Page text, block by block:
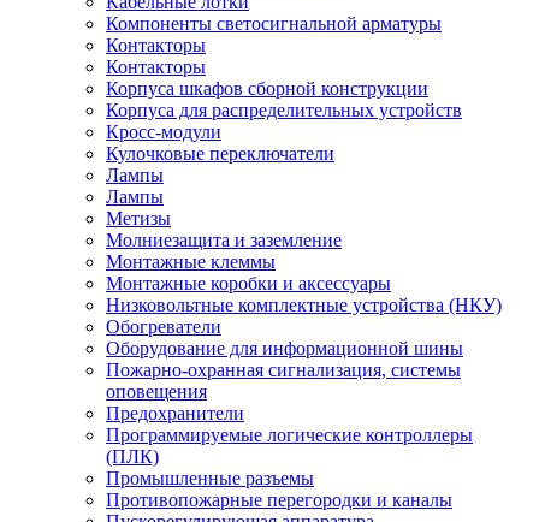
Компоненты светосигнальной арматуры
Контакторы
Контакторы
Корпуса шкафов сборной конструкции
Корпуса для распределительных устройств
Кросс-модули
Кулочковые переключатели
Лампы
Лампы
Метизы
Молниезащита и заземление
Монтажные клеммы
Монтажные коробки и аксессуары
Низковольтные комплектные устройства (НКУ)
Обогреватели
Оборудование для информационной шины
Пожарно-охранная сигнализация, системы
оповещения
Предохранители
Программируемые логические контроллеры
(ПЛК)
Промышленные разъемы
Противопожарные перегородки и каналы